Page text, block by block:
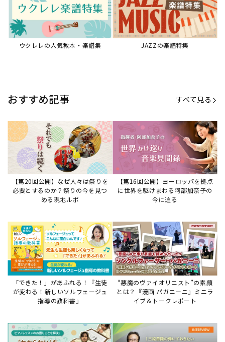
【第20回公開】なぜ人々は祭りを
必要とするのか？祭りの今を見つ
める現地ルポ
【第16回公開】ヨーロッパを拠点
に世界を駆けまわる阿部加奈子の
今に迫る
「できた！」があふれる！『生徒
指導の教科書』
イブ＆トークレポート
ード活用術
サイトからのお知らせ
2026年8月6日